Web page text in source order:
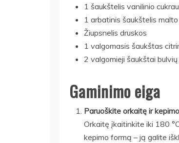
1 šaukštelis vanilinio
1 arbatinis šaukštelis
Žiupsnelis druskos
1 valgomasis šaukštas
2 valgomieji šaukštai
Gaminimo eiga
Paruoškite orkaitę ir
Orkaitę įkaitinkite iki 180
kepimo formą – ją galite